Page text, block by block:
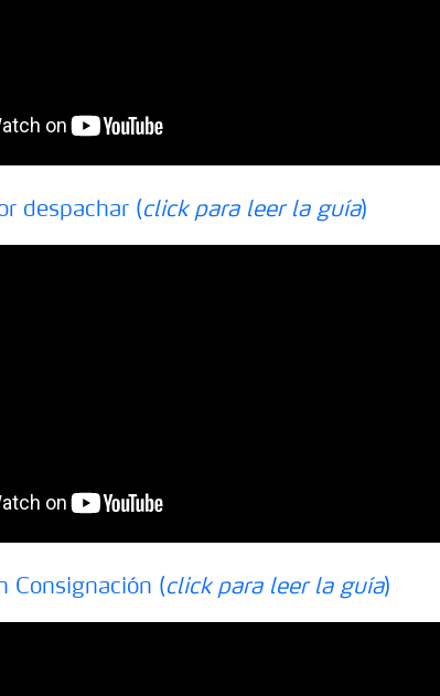
despachar (click para leer la guía)
Consignación (click para leer la guía)